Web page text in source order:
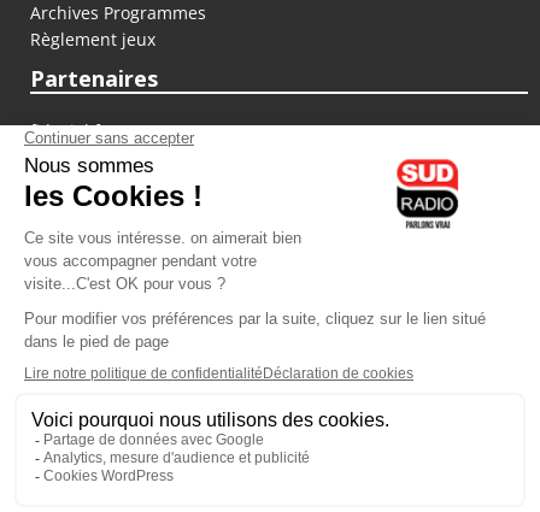
Archives Programmes
Règlement jeux
Partenaires
fiducial.fr
lyoncapitale.fr
olympique-et-lyonnais.com
L'application Iphone / Android
Téléchargez l'application
Les cookies
Gestion des cookies
Crédit photos : ©Sud Radio / Pierre Olivier